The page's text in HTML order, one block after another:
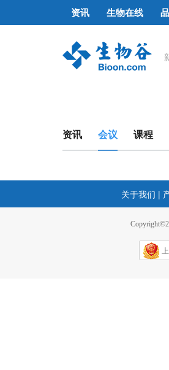
资讯 生物在线
资讯 会议 课程
关于我们 |